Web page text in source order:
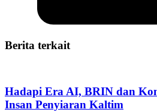
Berita terkait
Hadapi Era AI, BRIN dan
Insan Penyiaran Kaltim